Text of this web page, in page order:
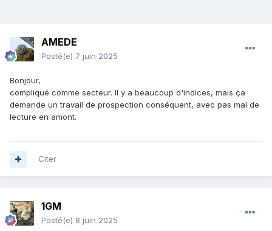
AMEDE
Posté(e) 7 juin 2025
Bonjour,
compliqué comme secteur. Il y a beaucoup d'indices, mais ça
demande un travail de prospection conséquent, avec pas mal de
lecture en amont.
Citer
1GM
Posté(e) 8 juin 2025